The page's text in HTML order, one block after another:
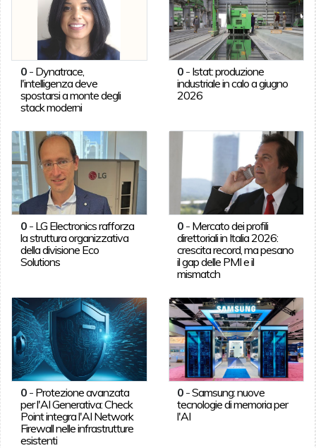
0- Dynatrace,
l'intelligenza deve
spostarsi a monte degli
stack moderni
0 - Istat: produzione
industriale in calo a giugno
2026
0- LG Electronics rafforza
la struttura organizzativa
della divisione Eco
Solutions
0 - Mercato dei profili
direttoriali in Italia 2026:
crescita record, ma pesano
il gap delle PMI e il
mismatch
0- Protezione avanzata
per l'AI Generativa: Check
Point integra l'AI Network
Firewall nelle infrastrutture
esistenti
0 -Samsung: nuove
tecnologie di memoria per
l'AI